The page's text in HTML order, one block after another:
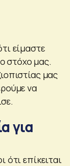
είμαστε
στόχο μας.
μας
να
για
ότι επίκειται